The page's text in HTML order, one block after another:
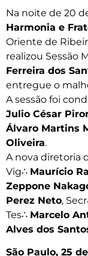
Na noite de 20
Harmonia e
Oriente de
realizou Sessão
Ferreira dos
entregue o
A sessão foi
Julio César
Álvaro Martins
Oliveira.
A nova diretoria
Vig∴ Maurício
Zeppone
Perez Neto,
Tes∴ Marcelo
Alves dos
São Paulo, 25